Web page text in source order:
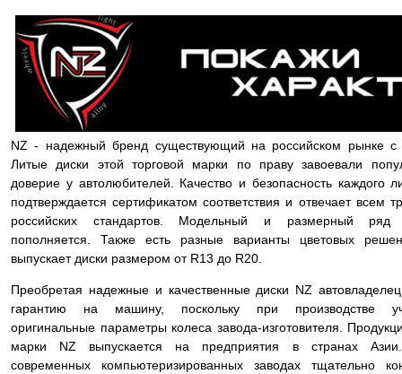
NZ - надежный бренд существующий на российском рынке с
Литые диски этой торговой марки по праву завоевали
доверие у автолюбителей. Качество и безопасность каждого
подтверждается сертификатом соответствия и отвечает всем
российских стандартов. Модельный и размерный ряд
пополняется. Также есть разные варианты цветовых
выпускает диски размером от R13 до R20.
Преобретая надежные и качественные диски NZ
гарантию на машину, поскольку при производстве
оригинальные параметры колеса завода-изготовителя.
марки NZ выпускается на предприятия в странах
современных компьютеризированных заводах тщательно